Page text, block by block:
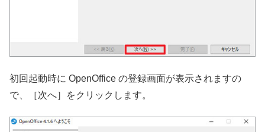
初回起動時に OpenOffice の登録画面が表示されますの
で、［次へ］をクリックします。